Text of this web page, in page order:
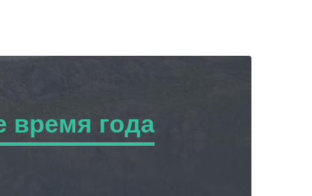
время года
года